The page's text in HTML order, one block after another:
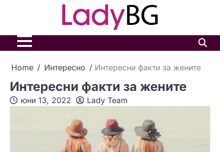
Home Интересно Интересни факти за жените
Интересни факти за жените
юни 13, 2022 Lady Team